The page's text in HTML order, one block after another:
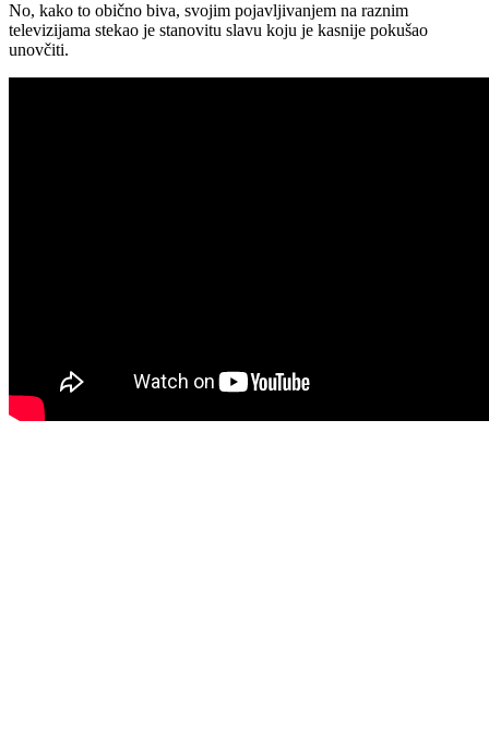
No, kako to obično biva, svojim pojavljivanjem na raznim
televizijama stekao je stanovitu slavu koju je kasnije pokušao
unovčiti.